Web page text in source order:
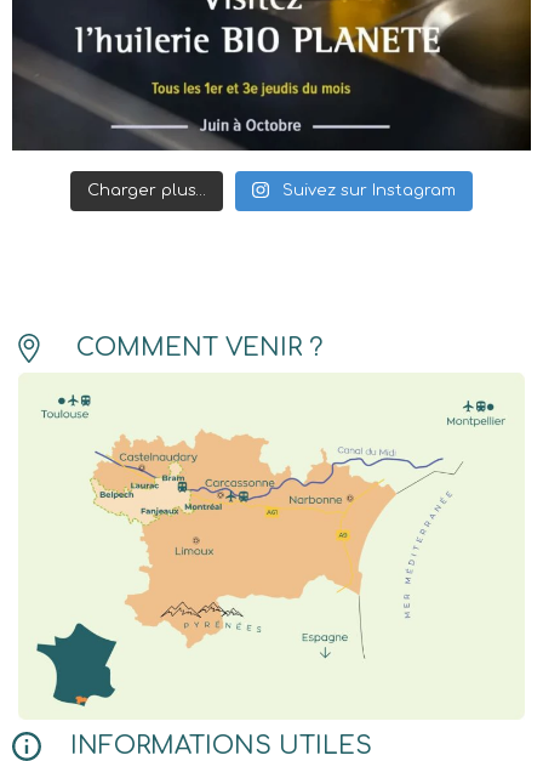
Charger plus… Suivez sur Instagram
COMMENT VENIR ?
INFORMATIONS UTILES